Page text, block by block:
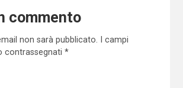
commento
non sarà pubblicato.
I campi
contrassegnati *